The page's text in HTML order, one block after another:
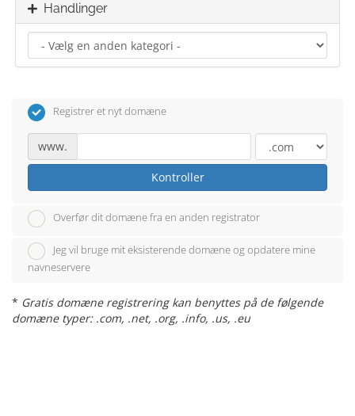
Handlinger
Registrer et nyt domæne
www.
Kontroller
Overfør dit domæne fra en anden registrator
Jeg vil bruge mit eksisterende domæne og opdatere mine
navneservere
* Gratis domæne registrering kan benyttes på de følgende
domæne typer: .com, .net, .org, .info, .us, .eu